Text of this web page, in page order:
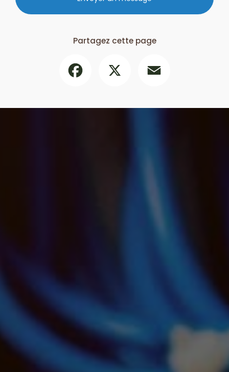
Partagez cette page